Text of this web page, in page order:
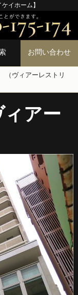
イホーム】
お問い合わせ
ヴィアーレストリ
アー